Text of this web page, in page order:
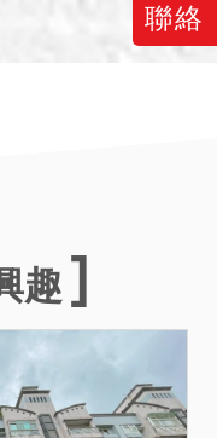
聯絡
元，以應買書
公司者為優
均塗銷。
1233 建號建
登記之建物，
法院核發之權
理所有權登
被拆除之風
趣